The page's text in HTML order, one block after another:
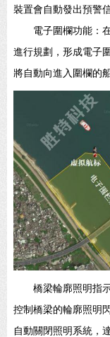
裝置會自動發出預警
電子圍欄功能：
進行規劃，形成電子
將自動向進入圍欄的
橋梁輪廓照明指
控制橋梁的輪廓照明
自動關閉照明系統，